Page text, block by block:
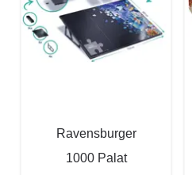
Ravensburger
1000 Palat